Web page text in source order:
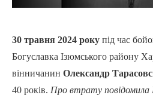
30 травня 2024 року під час
Богуславка Ізюмського району
вінничанин Олександр
40 років. Про втрату повідомила